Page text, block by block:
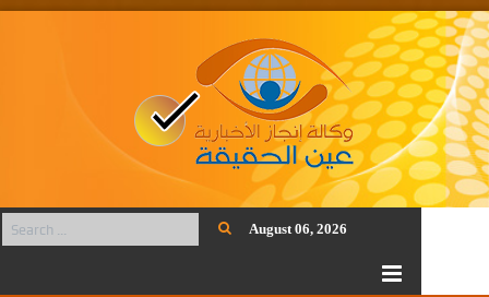
August 06, 2026